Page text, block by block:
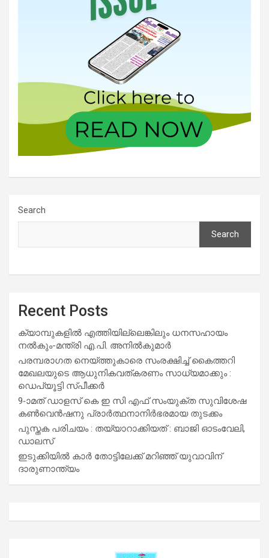
Search
Search
Recent Posts
ക്യാമ്പുകളിൽ എത്തിയില്ലെങ്കിലും ധനസഹായം
നൽകും-മന്ത്രി എ.പി. അനിൽകുമാർ
പരമ്പരാഗത നെയ്ത്തുകാരെ സംരക്ഷിച്ച് കൈത്തറി
മേഖലയുടെ ആധുനികവത്കരണം സാധ്യമാക്കും :
ഡെപ്യൂട്ടി സ്പീക്കർ
9-ാമത് ഡാളസ് കെ ഇ സി എഫ് സംയുക്ത സുവിശേഷ
കൺവെൻഷനു പ്രാർത്ഥനാനിർഭരമായ തുടക്കം
പുസ്തക പരിചയം : തയ്യാറാക്കിയത് : ബാജി ഓടംവേലി,
ഡാലസ്
ഇടുക്കിയിൽ കാർ തോട്ടിലേക്ക് മറിഞ്ഞ് യുവാവിന്
ദാരുണാന്ത്യം